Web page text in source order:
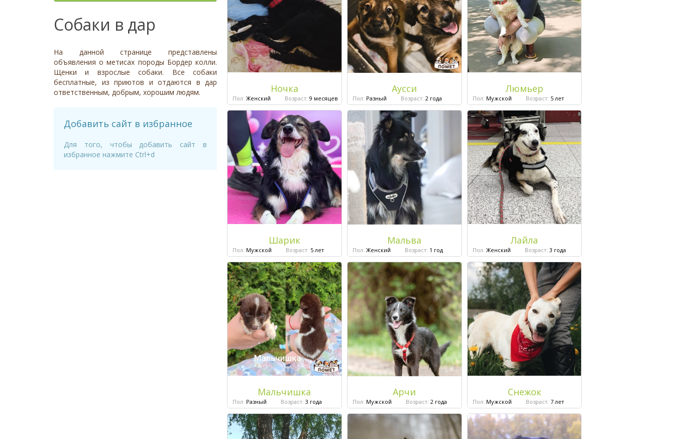
Средний Крупный
Тип
Семейная
Охотничья
Серый
Дополнительные цвета
Черный
Белый
Серый
Палевый
Вес (кг)
Нет
Равнодушное
Отношение к кошкам
Доброжелательное
Равнодушное
Может проявить агрессию
Доброжелательное
Равнодушное
Может проявить агрессию
Приучен к поводку
- неважно -
Дрессировка
Да
Отдаётся в
- не уточнено -
Собаки в дар
На данной странице представлены
объявления о метисах породы Бордер колли.
Щенки и взрослые собаки. Все собаки
бесплатные, из приютов и отдаются в дар
ответственным, добрым, хорошим людям.
Добавить сайт в избранное
Для того, чтобы добавить сайт в
избранное нажмите Ctrl+d
Ночка
Пол: Женский Возраст: 9 месяцев
Аусси
Пол: Разный Возраст: 2 года
Люмьер
Пол: Мужской Возраст: 5 лет
Шарик
Пол: Мужской Возраст: 5 лет
Мальва
Пол: Женский Возраст: 1 год
Лайла
Пол: Женский Возраст: 3 года
Мальчишка
Пол: Разный Возраст: 3 года
Арчи
Пол: Мужской Возраст: 2 года
Снежок
Пол: Мужской Возраст: 7 лет